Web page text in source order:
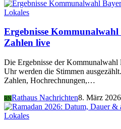
Lokales
Ergebnisse
Zahlen live
Die Ergebnisse der Kommunalwahl
Uhr werden die Stimmen
Zahlen, Hochrechnungen,…
RNRathaus Nachrichten8. März 2026
Lokales